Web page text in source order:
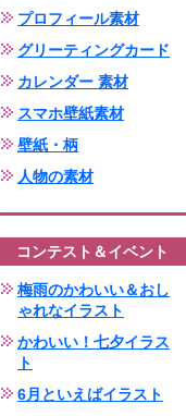
プロフィール素材
グリーティングカード
カレンダー 素材
スマホ壁紙素材
壁紙・柄
人物の素材
コンテスト＆イベント
梅雨のかわいい＆おし
ゃれなイラスト
かわいい！七夕イラス
ト
6月といえばイラスト